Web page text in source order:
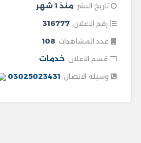
تاريخ النشر منذ 1 شهر
رقم الاعلان 316777
عدد المشاهدات 108
قسم الاعلان خدمات
وسيلة الاتصال 03025023431